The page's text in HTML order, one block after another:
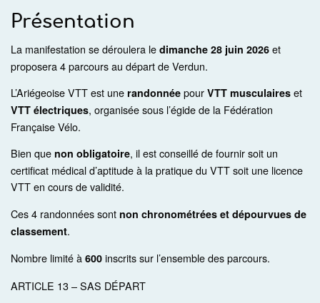
SPONSORS
VIDÉOS
Présentation
La manifestation se déroulera le dimanche 28 juin 2026 et
proposera 4 parcours au départ de Verdun.
L’Ariégeoise VTT est une randonnée pour VTT musculaires et
VTT électriques, organisée sous l’égide de la Fédération
Française Vélo.
Bien que non obligatoire, il est conseillé de fournir soit un
certificat médical d’aptitude à la pratique du VTT soit une licence
VTT en cours de validité.
Ces 4 randonnées sont non chronométrées et dépourvues de
classement.
Nombre limité à 600 inscrits sur l’ensemble des parcours.
ARTICLE 13 – SAS DÉPART